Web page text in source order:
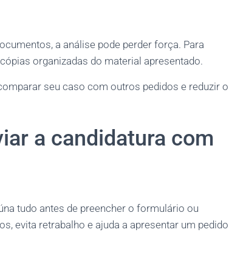
a análise pode perder força. Para
organizadas do material apresentado.
seu caso com outros pedidos e reduzir o
a candidatura com
tudo antes de preencher o formulário ou
evita retrabalho e ajuda a apresentar um pedido